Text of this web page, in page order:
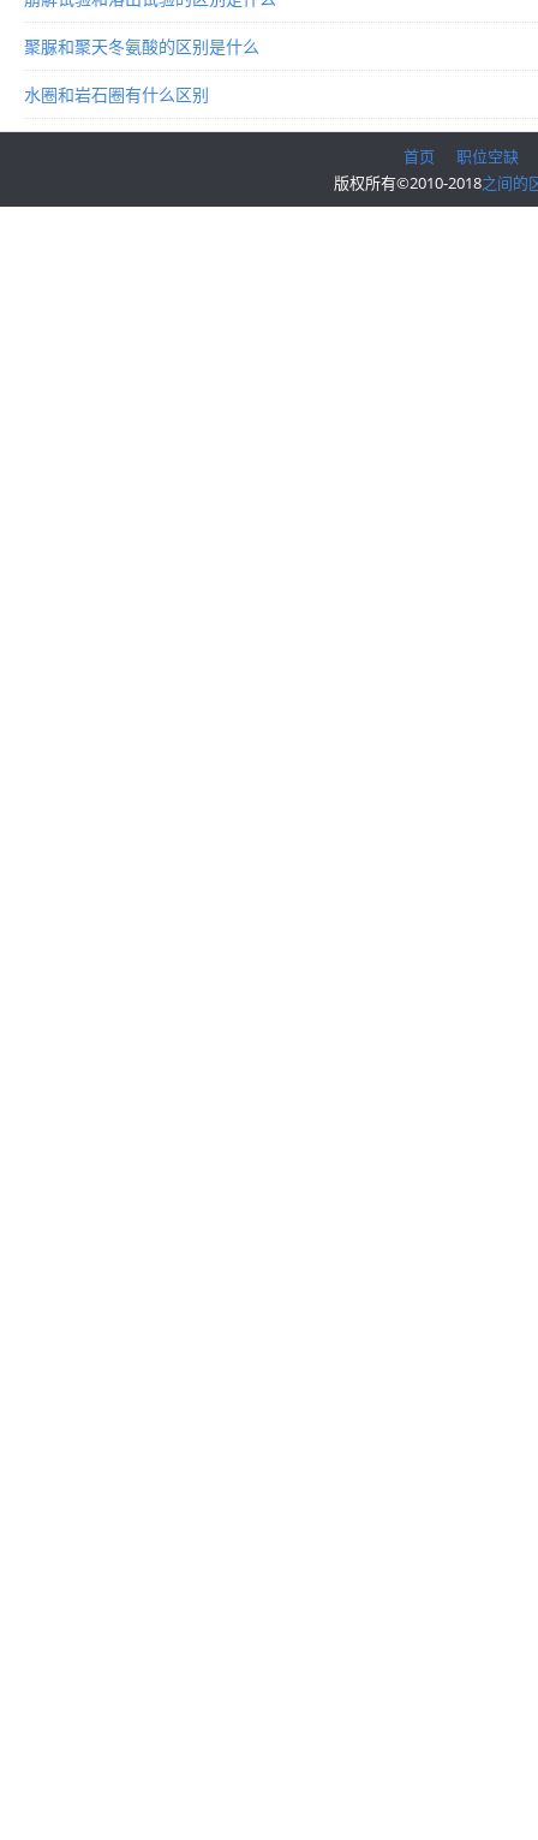
聚脲和聚天冬氨酸的区别是什么
水圈和岩石圈有什么区别
首页
职位空缺
版权所有©2010-2018之间的